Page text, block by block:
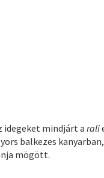
idegeket mindjárt arali
balkezes
mögött.